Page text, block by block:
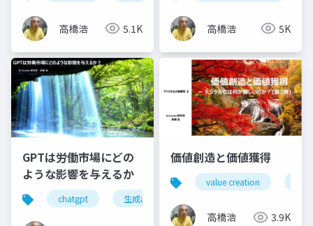
高橋浩 5.1K 高橋浩 5K
GPTは労働市場にどの
ような影響を与えるか
chatgpt 生成aiツール
価値創造と価値獲得
value creation
高橋浩 3.9K